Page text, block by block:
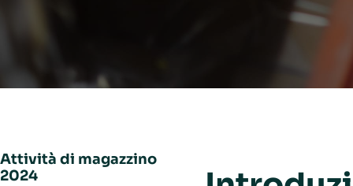
Attività di magazzino
2024